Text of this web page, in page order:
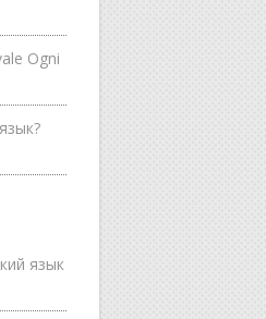
Ogni
язык